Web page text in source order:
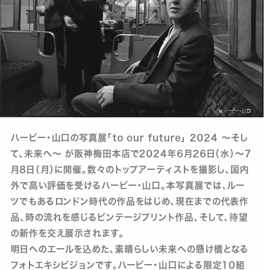
ハービー・山口の写真展「to our future」 2024 ～そし
て、未来へ～ が阪神梅田本店で2024年6月26日（水）～7
月8日（月）に開催。数々のトップアーティストを撮影し、国内
外で高い評価を受けるハービー・山口。本写真展では、ルー
ツでもあるロンドン時代の作品をはじめ、現在までの代表作
品、時の流れを感じるビンテージプリント作品、そして、待望
の新作を交え展示されます。
明日へのエールを込めた、素晴らしい未来への懸け橋となる
フォトエキシビジョンです。ハービー・山口による限定10組